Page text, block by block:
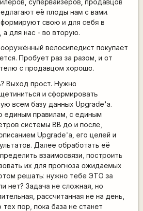
её плоды нам с вами.
формируют свою и для себя в
для нас - во вторую.
велосипедист покупает
Пробует раз за разом, и от
с продавцом хорошо.
Выход прост. Нужно
и сформировать
всем базу данных Upgrade'а.
единым правилам, с единым
системы ВВ до и после,
Upgrade'а, его целей и
Далее обработать её
взаимосвязи, построить
их для прогноза ожидаемых
решать: нужно тебе ЭТО за
нет? Задача не сложная, но
рассчитанная не на день,
пор, пока база не станет